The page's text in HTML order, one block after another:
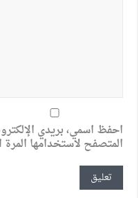
احفظ اسمي، بريدي
المتصفح لاستخدامها المرة